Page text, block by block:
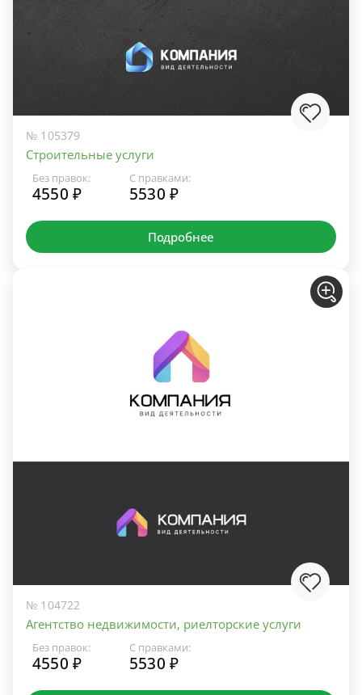
№ 105379
Строительные услуги
Без правок:
4550 ₽
С правками:
5530 ₽
Подробнее
№ 104722
Агентство недвижимости, риелторские услуги
Без правок:
4550 ₽
С правками:
5530 ₽